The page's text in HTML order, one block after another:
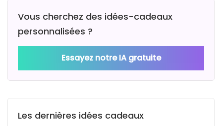
Vous cherchez des idées-cadeaux
personnalisées ?
Essayez notre IA gratuite
Les dernières idées cadeaux